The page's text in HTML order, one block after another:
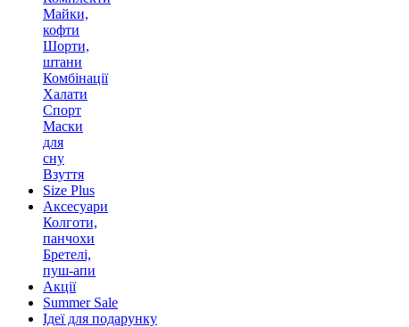
Майки,
кофти
Шорти,
штани
Комбінації
Халати
Спорт
Маски
для
сну
Взуття
Size Plus
Аксесуари
Колготи,
панчохи
Бретелі,
пуш-апи
Акції
Summer Sale
Ідеї для подарунку